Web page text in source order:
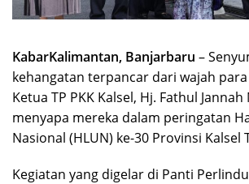
KabarKalimantan, Banjarbaru –
kehangatan terpancar dari wajah
Ketua TP PKK Kalsel, Hj. Fathul
menyapa mereka dalam peringatan
Nasional (HLUN) ke-30 Provinsi Kalsel
Kegiatan yang digelar di Panti